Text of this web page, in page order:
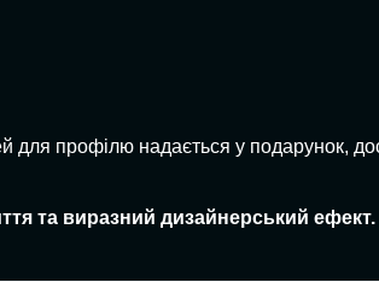
для профілю надається у подарунок,
та виразний дизайнерський ефект.